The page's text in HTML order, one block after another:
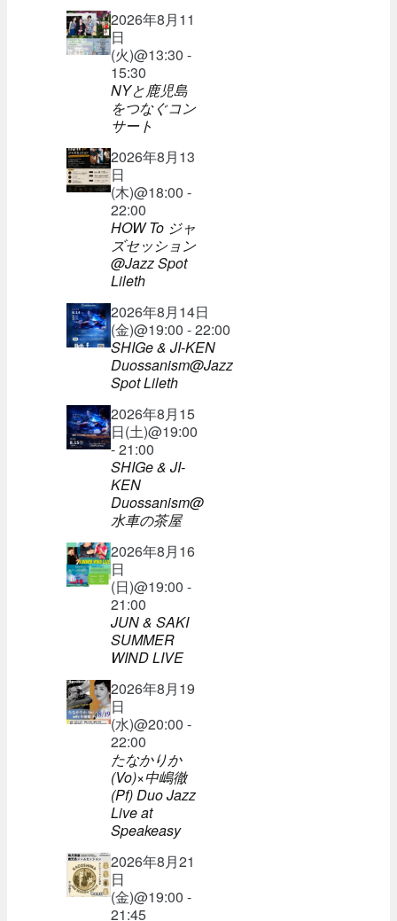
2026年8月11
日
(火)@13:30 -
15:30
NYと鹿児島
をつなぐコン
サート
2026年8月13
日
(木)@18:00 -
22:00
HOW To ジャ
ズセッション
@Jazz Spot
Lileth
2026年8月14日
(金)@19:00 - 22:00
SHIGe & JI-KEN
Duossanism@Jazz
Spot Lileth
2026年8月15
日(土)@19:00
- 21:00
SHIGe & JI-
KEN
Duossanism@
水車の茶屋
2026年8月16
日
(日)@19:00 -
21:00
JUN & SAKI
SUMMER
WIND LIVE
2026年8月19
日
(水)@20:00 -
22:00
たなかりか
(Vo)×中嶋徹
(Pf) Duo Jazz
Live at
Speakeasy
2026年8月21
日
(金)@19:00 -
21:45